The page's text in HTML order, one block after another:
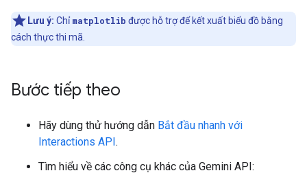
Lưu ý: Chỉmatplotlib được hỗ trợ để kết xuất biểu đồ bằng
cách thực thi mã.
Bước tiếp theo
Hãy dùng thử hướng dẫn Bắt đầu nhanh với
Interactions API .
Tìm hiểu về các công cụ khác của Gemini API: